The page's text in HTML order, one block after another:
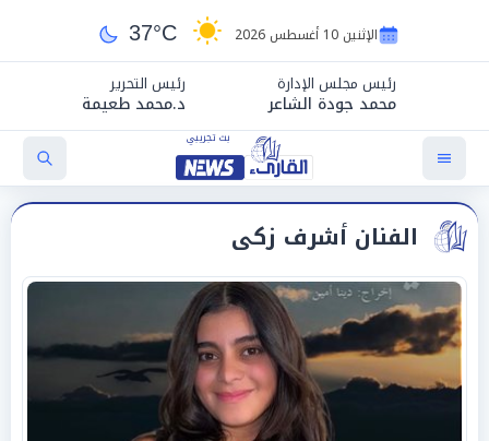
الإثنين 10 أغسطس 2026 37°C
رئيس مجلس الإدارة
محمد جودة الشاعر
رئيس التحرير
د.محمد طعيمة
الفنان أشرف زكى